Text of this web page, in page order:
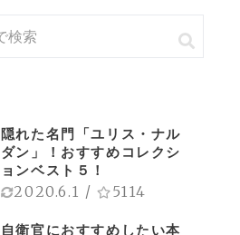
隠れた名門「ユリス・ナル
ダン」！おすすめコレクシ
ョンベスト５！
2020.6.1 / 5114
自衛官におすすめしたい本